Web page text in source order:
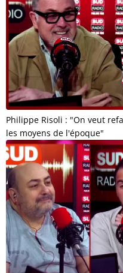
Philippe Risoli : "On veut
les moyens de l'époque"